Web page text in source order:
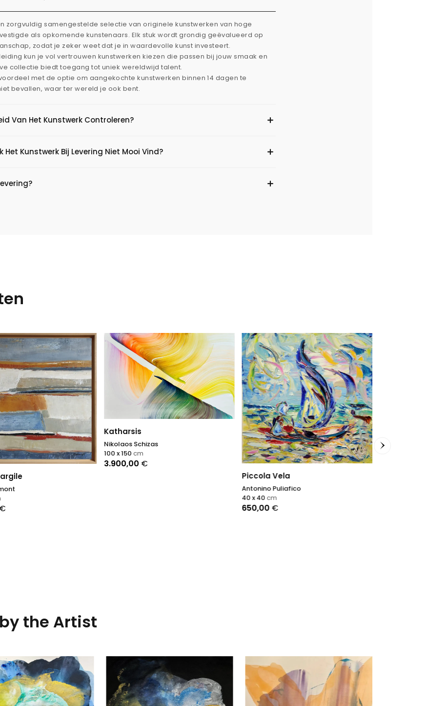
zorgvuldig samengestelde selectie van originele kunstwerken van hoge
als opkomende kunstenaars. Elk stuk wordt grondig geëvalueerd op
zodat je zeker weet dat je in waardevolle kunst investeert.
kun je vol vertrouwen kunstwerken kiezen die passen bij jouw smaak en
collectie biedt toegang tot uniek wereldwijd talent.
met de optie om aangekochte kunstwerken binnen 14 dagen te
bevallen, waar ter wereld je ook bent.
Van Het Kunstwerk Controleren?
Het Kunstwerk Bij Levering Niet Mooi Vind?
€
Katharsis
Nikolaos Schizas
3.900,00 €
100 x 150 cm
Piccola Vela
Antonino Puliafico
650,00 €
40 x 40 cm
the Artist